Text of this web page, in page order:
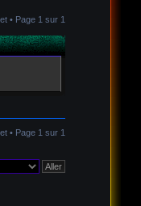
• Page 1 sur 1
• Page 1 sur 1